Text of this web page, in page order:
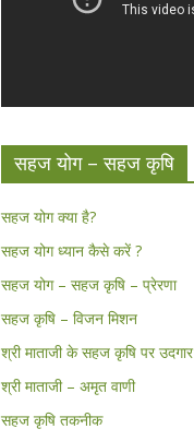
सहज योग – सहज कृषि
सहज योग क्या है?
सहज योग ध्यान कैसे करें ?
सहज योग – सहज कृषि – प्रेरणा
सहज कृषि – विजन मिशन
श्री माताजी के सहज कृषि पर उदगार
श्री माताजी – अमृत वाणी
सहज कृषि तकनीक